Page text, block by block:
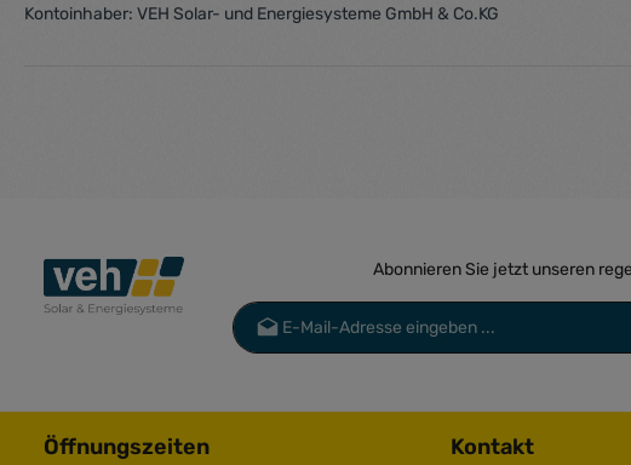
Kontoinhaber: VEH Solar- und Energiesysteme GmbH & Co.KG
Abonnieren Sie jetzt unseren
E-Mail-Adresse*
Ich habe dieDatenschutzbestimmungenzur
gelesen und bin mit ihnen
Öffnungszeiten Kontakt